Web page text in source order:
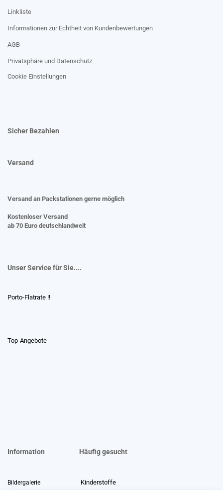
Linkliste
Informationen zur Echtheit von Kundenbewertungen
AGB
Privatsphäre und Datenschutz
Cookie Einstellungen
Sicher Bezahlen
Versand
Versand an Packstationen gerne möglich
Kostenloser Versand
ab 70 Euro deutschlandweit
Unser Service für Sie....
Porto-Flatrate !!
Top-Angebote
Information Häufig gesucht
Bildergalerie Kinderstoffe